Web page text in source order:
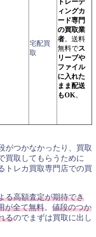
宅配買
取
トレーデ
ィングカ
ード専門
の買取業
者。送料
無料でス
リーブや
ファイル
に入れた
まま配送
もOK。
がつかなかったり、買取
買取してもらうために
トレカ買取専門店での買
る高額査定が期待でき
が全て無料。 値段のつか
るのでまずは買取に出し